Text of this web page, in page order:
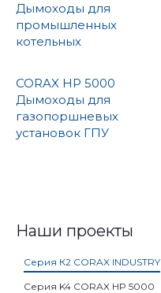
Дымоходы для
промышленных
котельных
CORAX HP 5000
Дымоходы для
газопоршневых
установок ГПУ
Наши проекты
Серия К2 СORAX INDUSTRY
Серия K4 CORAX HP 5000